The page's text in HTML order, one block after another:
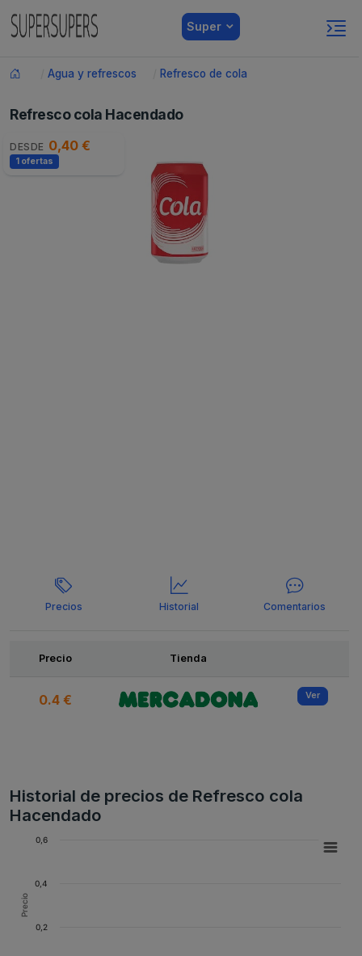
Super
Agua y refrescos Refresco de cola
Refresco cola Hacendado
DESDE 0,40 €
1 ofertas
Precios Historial Comentarios
Ofertas
Precio Tienda
0.4 € Ver
Historial de precios de Refresco cola
Hacendado
Precio
0,2
0,4
0,6